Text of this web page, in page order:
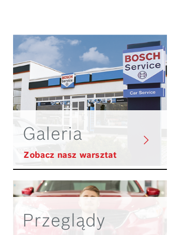
Galeria
Zobacz nasz warsztat
Przeglądy